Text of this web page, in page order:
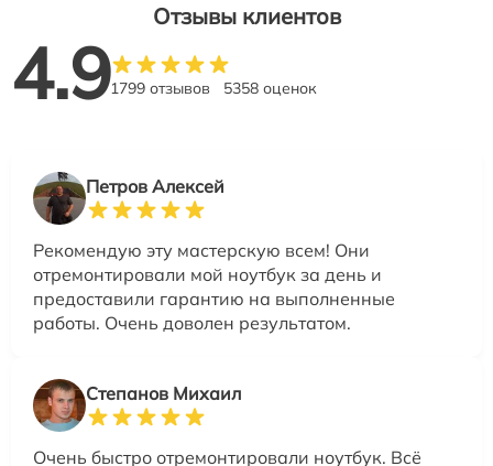
Отзывы клиентов
4.91799 отзывов 5358 оценок
Петров Алексей
Рекомендую эту мастерскую всем! Они
отремонтировали мой ноутбук за день и
предоставили гарантию на выполненные
работы. Очень доволен результатом.
Степанов Михаил
Очень быстро отремонтировали ноутбук. Всё